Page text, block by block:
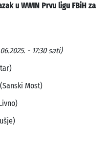
u WWIN Prvu ligu FBiH za
- 17:30 sati)
Most)